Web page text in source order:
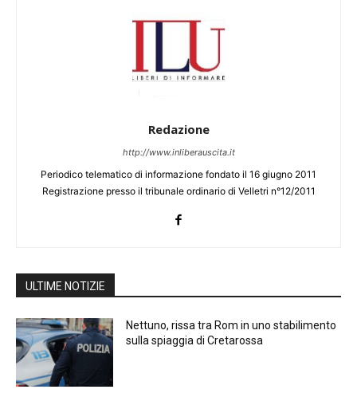
Redazione
http://www.inliberauscita.it
Periodico telematico di informazione fondato il 16 giugno 2011
Registrazione presso il tribunale ordinario di Velletri n°12/2011
ULTIME NOTIZIE
Nettuno, rissa tra Rom in uno stabilimento
sulla spiaggia di Cretarossa